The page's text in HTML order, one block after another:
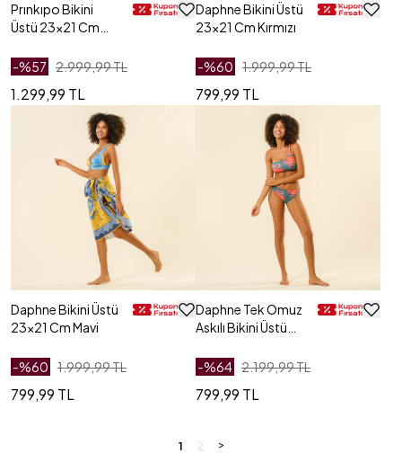
Prınkıpo Bikini
Üstü 23x21 Cm
-%57 2.999,99 TL
1.299,99 TL
Daphne Bikini Üstü
23x21 Cm Kırmızı
-%60 1.999,99 TL
799,99 TL
Daphne Bikini Üstü
23x21 Cm Mavi
-%60 1.999,99 TL
799,99 TL
Daphne Tek Omuz
Askılı Bikini Üstü
-%64 2.199,99 TL
799,99 TL
1 2 >